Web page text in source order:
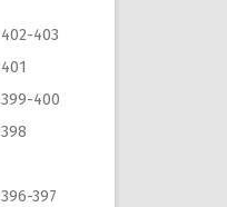
403
400
397